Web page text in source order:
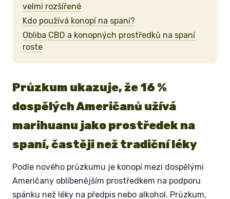
velmi rozšířené
Kdo používá konopí na spaní?
Obliba CBD a konopných prostředků na spaní
roste
Průzkum ukazuje, že 16 %
dospělých Američanů užívá
marihuanu jako prostředek na
spaní, častěji než tradiční léky
Podle nového průzkumu je konopí mezi dospělými
Američany oblíbenějším prostředkem na podporu
spánku než léky na předpis nebo alkohol. Průzkum,